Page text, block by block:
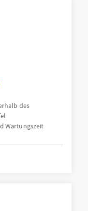
des
Wartungszeit